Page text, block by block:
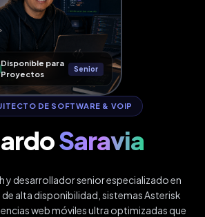
Disponible para
Proyectos
Senior
DE SOFTWARE & VOIP
Saravia
y desarrollador senior especializado en
alta disponibilidad, sistemas Asterisk
web móviles ultra optimizadas que